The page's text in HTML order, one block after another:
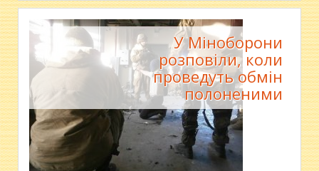
У Міноборони
розповіли, коли
проведуть обмін
полоненими